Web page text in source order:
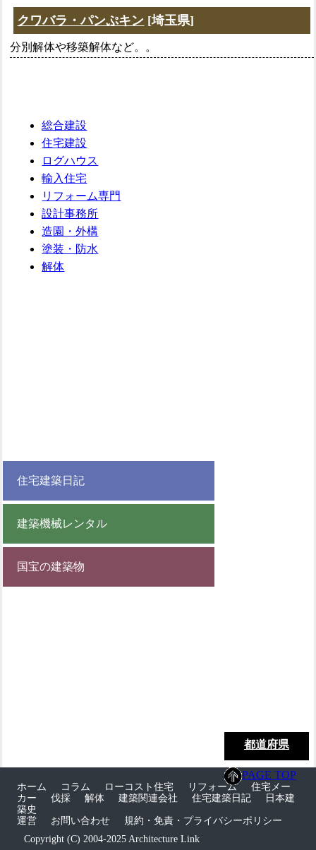
クワバラ・パンぷキン [埼玉県]
分別解体や移築解体など。。
総合建設
住宅建設
ログハウス
輸入住宅
リフォーム専門
設計事務所
造園・外構
塗装・防水
解体
住宅建築日記
建築機械レンタル
国宝の建築物
都道府県
PAGE TOP
ホーム コラム ローコスト住宅 リフォーム
住宅メー
カー
伐採 解体 建築関連会社 住宅建築日記
日本建
築史
運営
お問い合わせ
規約・免責・プライバシーポリシー
Copyright (C) 2004-2025 Architecture Link